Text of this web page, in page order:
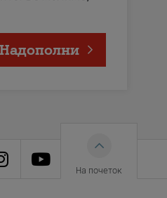
Надополни
На почеток